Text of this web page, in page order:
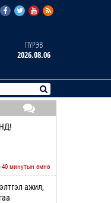
ПҮРЭВ
2026.08.06
40 минутын өмнө
ажил,